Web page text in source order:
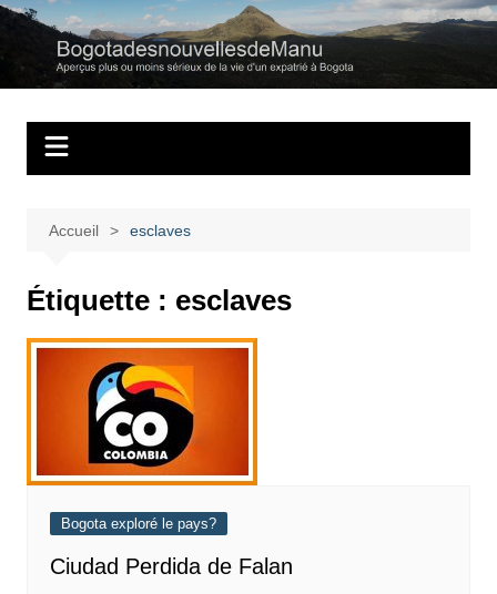
Aller
contenu
Regards personnels sur la vie d’expatrié à Bogota
Accueil esclaves
Étiquette : esclaves
Bogota exploré le pays?
Ciudad Perdida de Falan